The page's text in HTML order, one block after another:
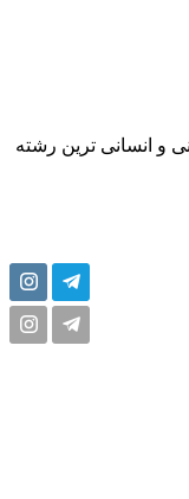
و انسانی ترین رشته